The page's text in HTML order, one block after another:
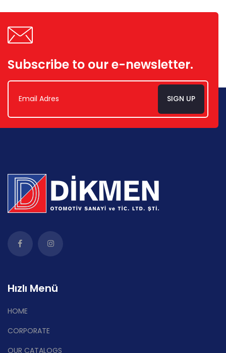
Subscribe to our e-newsletter.
SIGN UP
Hızlı Menü
HOME
CORPORATE
OUR CATALOGS